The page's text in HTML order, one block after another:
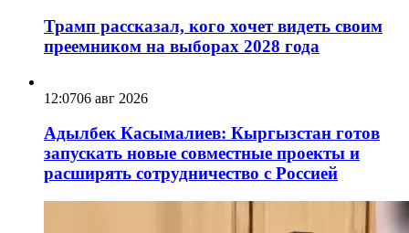
Трамп рассказал, кого хочет видеть своим
преемником на выборах 2028 года
12:0706 авг 2026
Адылбек Касымалиев: Кыргызстан готов
запускать новые совместные проекты и
расширять сотрудничество с Россией